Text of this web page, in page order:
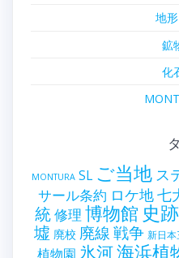
地形
鉱
化
MONTURA SL ご当地 ス
サール条約 ロケ地七
統修理 博物館 史跡
墟 廃校 廃線戦争 新日本
植物園 氷河海浜植